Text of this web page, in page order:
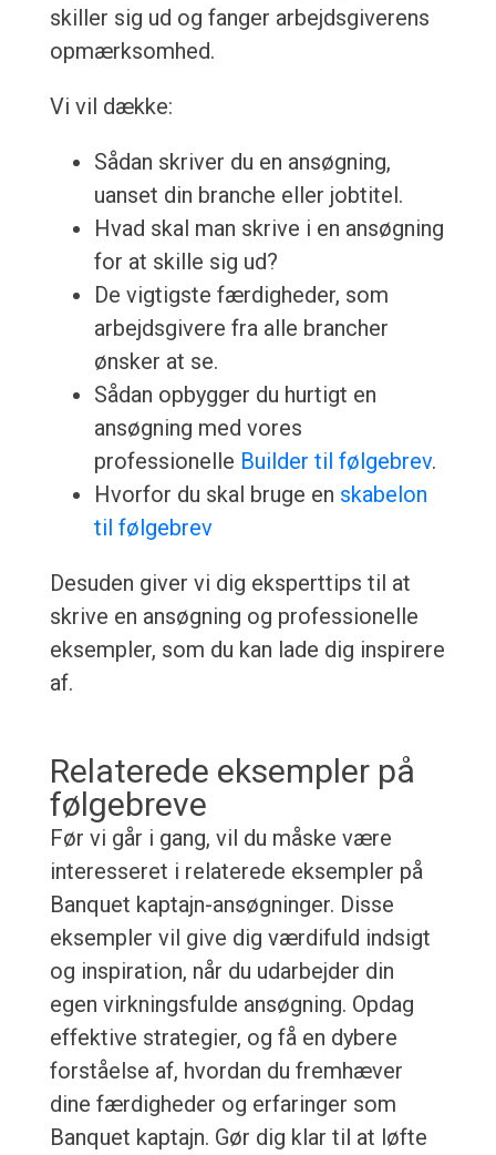
skiller sig ud og fanger arbejdsgiverens
opmærksomhed.
Vi vil dække:
Sådan skriver du en ansøgning,
uanset din branche eller jobtitel.
Hvad skal man skrive i en ansøgning
for at skille sig ud?
De vigtigste færdigheder, som
arbejdsgivere fra alle brancher
ønsker at se.
Sådan opbygger du hurtigt en
ansøgning med vores
professionelle Builder til følgebrev.
Hvorfor du skal bruge en skabelon
til følgebrev
Desuden giver vi dig eksperttips til at
skrive en ansøgning og professionelle
eksempler, som du kan lade dig inspirere
af.
Relaterede eksempler på
følgebreve
Før vi går i gang, vil du måske være
interesseret i relaterede eksempler på
Banquet kaptajn-ansøgninger. Disse
eksempler vil give dig værdifuld indsigt
og inspiration, når du udarbejder din
egen virkningsfulde ansøgning. Opdag
effektive strategier, og få en dybere
forståelse af, hvordan du fremhæver
dine færdigheder og erfaringer som
Banquet kaptajn. Gør dig klar til at løfte